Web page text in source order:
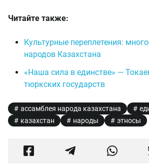
Читайте также:
Культурные переплетения:
народов Казахстана
«Наша сила в единстве» —
тюркских государств
ассамблея народа казахстана
казахстан
народы этносы